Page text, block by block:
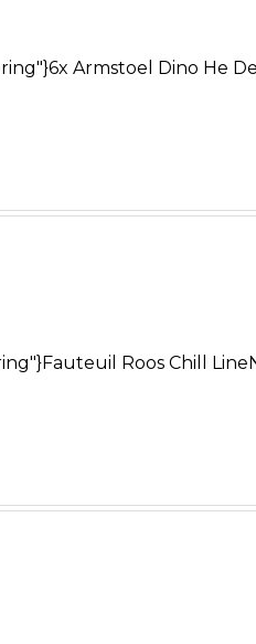
Armstoel Dino He
Roos Chill